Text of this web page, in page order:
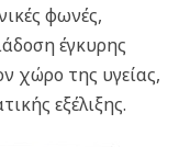
φωνές,
έγκυρης
χώρο της υγείας,
εξέλιξης.